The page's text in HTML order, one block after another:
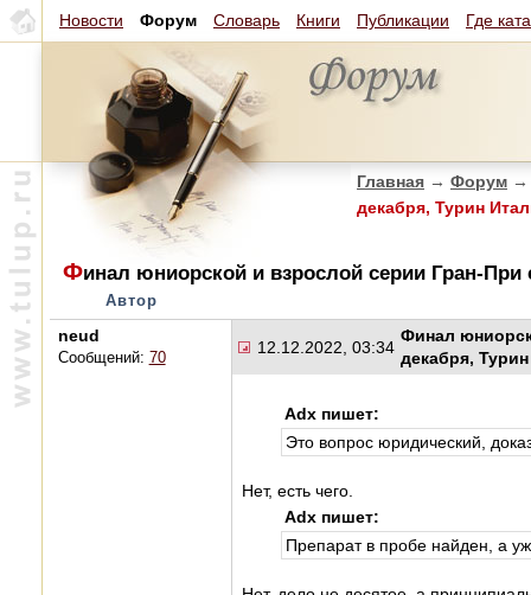
Новости Форум Словарь Книги Публикации Где
Главная → Форум →
декабря, Турин
Финал юниорской и взрослой серии Гран-При
Автор
neud
Сообщений: 70
12.12.2022, 03:34
Финал
декабря,
Adx пишет:
Это вопрос юридический,
Нет, есть чего.
Adx пишет:
Препарат в пробе найден, а